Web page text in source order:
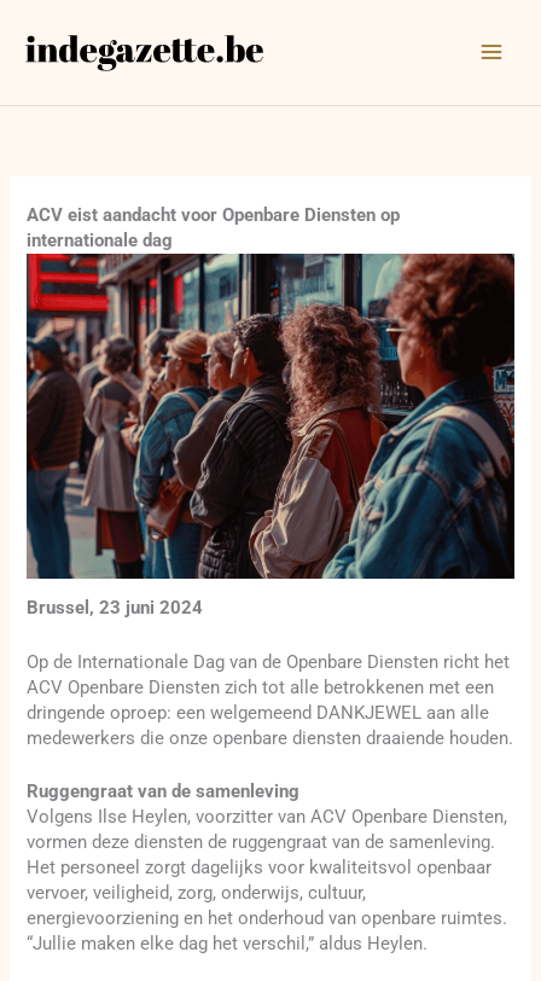
naar
ACV eist aandacht voor Openbare Diensten op
internationale dag
Brussel, 23 juni 2024
Op de Internationale Dag van de Openbare Diensten richt het
ACV Openbare Diensten zich tot alle betrokkenen met een
dringende oproep: een welgemeend DANKJEWEL aan alle
medewerkers die onze openbare diensten draaiende houden.
Ruggengraat van de samenleving
Volgens Ilse Heylen, voorzitter van ACV Openbare Diensten,
vormen deze diensten de ruggengraat van de samenleving.
Het personeel zorgt dagelijks voor kwaliteitsvol openbaar
vervoer, veiligheid, zorg, onderwijs, cultuur,
energievoorziening en het onderhoud van openbare ruimtes.
“Jullie maken elke dag het verschil,” aldus Heylen.